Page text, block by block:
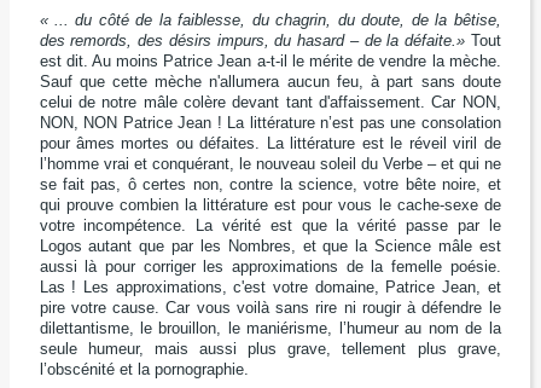
« ... du côté de la faiblesse, du chagrin, du doute, de la bêtise,
des remords, des désirs impurs, du hasard – de la défaite.» Tout
est dit. Au moins Patrice Jean a-t-il le mérite de vendre la mèche.
Sauf que cette mèche n'allumera aucun feu, à part sans doute
celui de notre mâle colère devant tant d'affaissement. Car NON,
NON, NON Patrice Jean ! La littérature n’est pas une consolation
pour âmes mortes ou défaites. La littérature est le réveil viril de
l’homme vrai et conquérant, le nouveau soleil du Verbe – et qui ne
se fait pas, ô certes non, contre la science, votre bête noire, et
qui prouve combien la littérature est pour vous le cache-sexe de
votre incompétence. La vérité est que la vérité passe par le
Logos autant que par les Nombres, et que la Science mâle est
aussi là pour corriger les approximations de la femelle poésie.
Las ! Les approximations, c'est votre domaine, Patrice Jean, et
pire votre cause. Car vous voilà sans rire ni rougir à défendre le
dilettantisme, le brouillon, le maniérisme, l’humeur au nom de la
seule humeur, mais aussi plus grave, tellement plus grave,
l’obscénité et la pornographie.